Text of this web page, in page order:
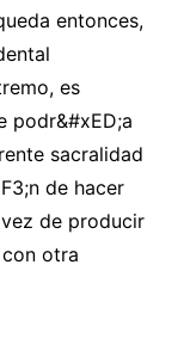
entonces,
es
podr&#xED;a
sacralidad
de hacer
de producir
otra